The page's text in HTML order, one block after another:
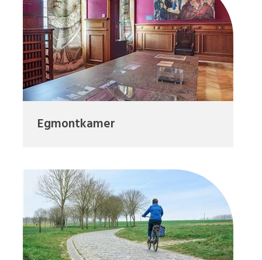
Egmontkamer